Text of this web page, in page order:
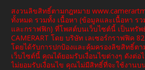
สงวนลิขสิทธิ์ตามกฎหมาย
ทั้งหมด รวมทั้ง เนื้อหา (ข้อมูลและเนื้อหา รว
และกราฟฟิก) ที่โพสต์บนเว็บไซต์นี้ เป็นทรั
CAMERART โดย บริษัท เลเซอร์กราฟฟิค
โดยได้รับการปกป้องและคุ้มครองลิขสิทธิ์ตา
เว็บไซต์นี้ คุณได้ยอมรับเงื่อนไขต่างๆ ดังต่
ไม่ยอมรับเงื่อนไข คุณไม่มีสิทธิ์ที่จะใช้งานบ